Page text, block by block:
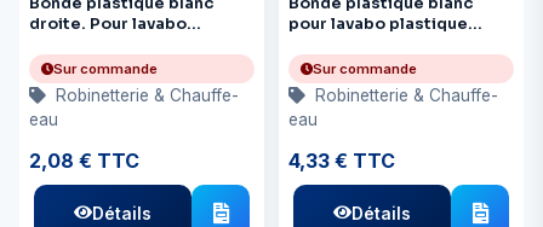
droite. Pour lavabo
Sur commande
Robinetterie & Chauffe-
eau
2,08 € TTC
Détails
pour lavabo plastique
Sur commande
Robinetterie & Chauffe-
eau
4,33 € TTC
Détails